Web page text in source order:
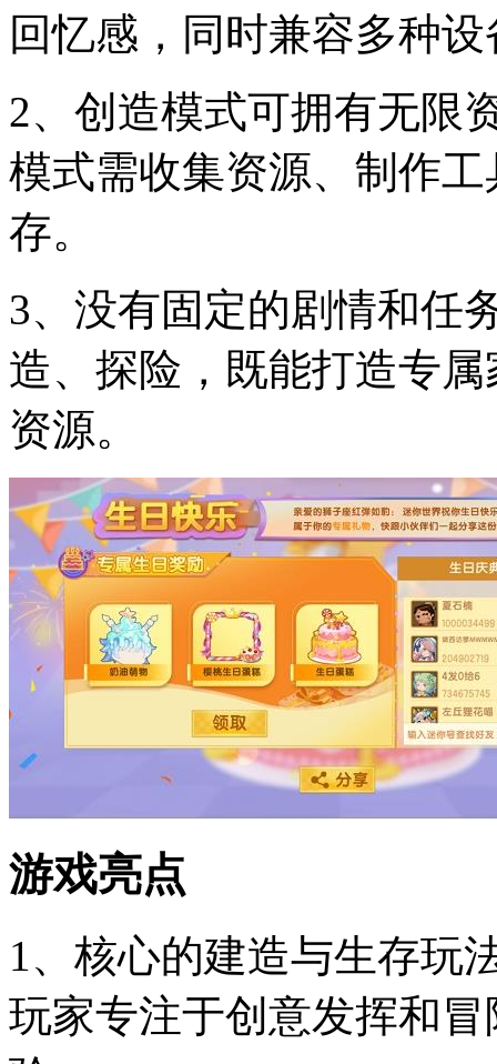
回忆感，同时兼容多种
2、创造模式可拥有无限
模式需收集资源、制作
存。
3、没有固定的剧情和任
造、探险，既能打造专
资源。
游戏亮点
1、核心的建造与生存玩
玩家专注于创意发挥和